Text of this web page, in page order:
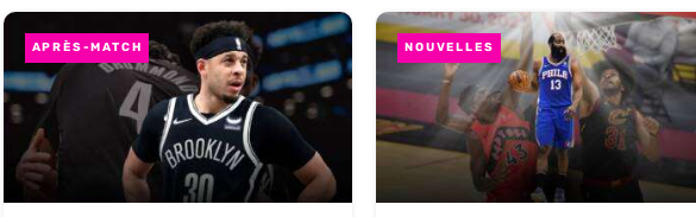
APRÈS-MATCH NOUVELLES